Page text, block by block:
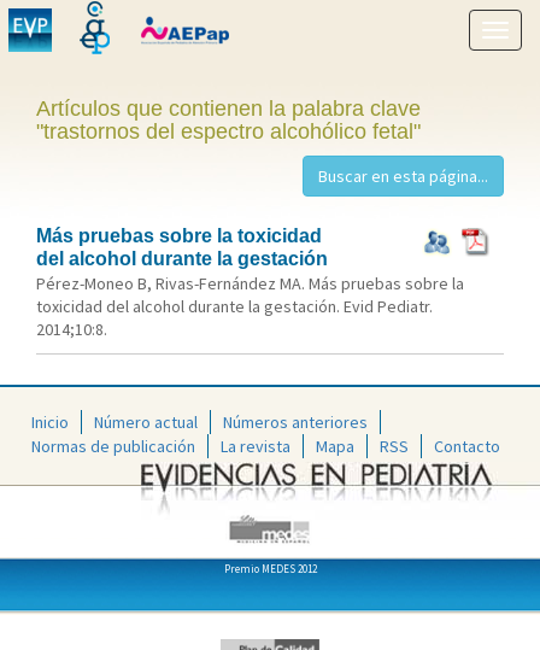
menú
Artículos que contienen la palabra clave
"trastornos del espectro alcohólico fetal"
Más pruebas sobre la toxicidad
del alcohol durante la gestación
Pérez-Moneo B, Rivas-Fernández MA. Más pruebas sobre la
toxicidad del alcohol durante la gestación. Evid Pediatr.
2014;10:8.
Inicio Número actual
Números anteriores
Normas de publicación
La revista Mapa RSS Contacto
Premio MEDES 2012